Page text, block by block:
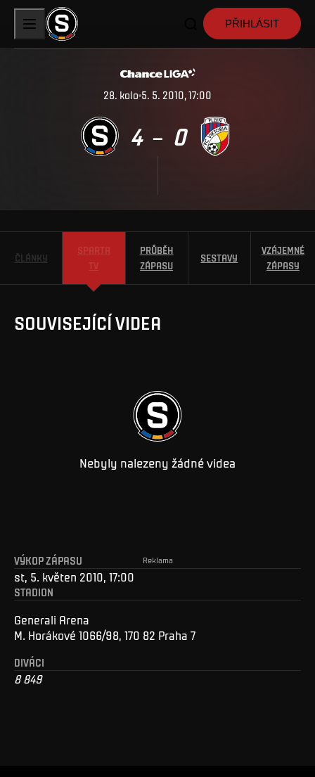
PŘIHLÁSIT
28. kolo 5. 5. 2010, 17:00
4 – 0
ČLÁNKY
SPARTA
TV
PRŮBĚH
ZÁPASU
SESTAVY
VZÁJEMNÉ
ZÁPASY
SOUVISEJÍCÍ VIDEA
Nebyly nalezeny žádné videa
Reklama
VÝKOP ZÁPASU
st, 5. květen 2010, 17:00
STADION
Generali Arena
M. Horákové 1066/98, 170 82 Praha 7
DIVÁCI
8 849